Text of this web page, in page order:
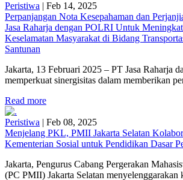
Peristiwa | Feb 14, 2025
Perpanjangan Nota Kesepahaman dan
Jasa Raharja dengan POLRI Untuk
Keselamatan Masyarakat di Bidang
Santunan
Jakarta, 13 Februari 2025 – PT Jasa Raharja
memperkuat sinergisitas dalam memberikan
Read more
Peristiwa | Feb 08, 2025
Menjelang PKL, PMII Jakarta Selatan
Kementerian Sosial untuk Pendidikan Dasar
Jakarta, Pengurus Cabang Pergerakan
(PC PMII) Jakarta Selatan menyelenggarakan